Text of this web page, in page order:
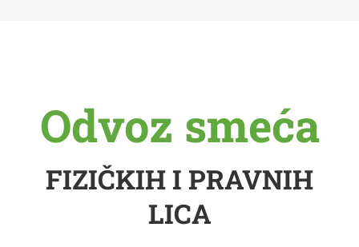
Odvoz smeća
FIZIČKIH I PRAVNIH
LICA